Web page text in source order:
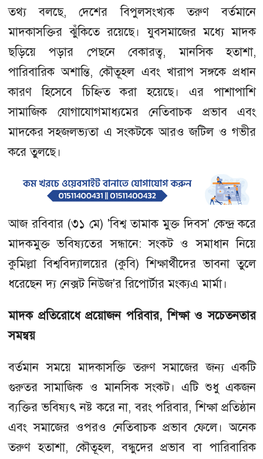
তথ্য বলছে, দেশের বিপুলসংখ্যক তরুণ বর্তমানে
মাদকাসক্তির ঝুঁকিতে রয়েছে। যুবসমাজের মধ্যে মাদক
ছড়িয়ে পড়ার পেছনে বেকারত্ব, মানসিক হতাশা,
পারিবারিক অশান্তি, কৌতূহল এবং খারাপ সঙ্গকে প্রধান
কারণ হিসেবে চিহ্নিত করা হয়েছে। এর পাশাপাশি
সামাজিক যোগাযোগমাধ্যমের নেতিবাচক প্রভাব এবং
মাদকের সহজলভ্যতা এ সংকটকে আরও জটিল ও গভীর
করে তুলছে।
আজ রবিবার (৩১ মে) 'বিশ্ব তামাক মুক্ত দিবস' কেন্দ্র করে
মাদকমুক্ত ভবিষ্যতের সন্ধানে: সংকট ও সমাধান নিয়ে
কুমিল্লা বিশ্ববিদ্যালয়ের (কুবি) শিক্ষার্থীদের ভাবনা তুলে
ধরেছেন দ্য নেক্সট নিউজ'র রিপোর্টার মংক্যএ মার্মা।
মাদক প্রতিরোধে প্রয়োজন পরিবার, শিক্ষা ও সচেতনতার
সমন্বয়
বর্তমান সময়ে মাদকাসক্তি তরুণ সমাজের জন্য একটি
গুরুতর সামাজিক ও মানসিক সংকট। এটি শুধু একজন
ব্যক্তির ভবিষ্যৎ নষ্ট করে না, বরং পরিবার, শিক্ষা প্রতিষ্ঠান
এবং সমাজের ওপরও নেতিবাচক প্রভাব ফেলে। অনেক
তরুণ হতাশা, কৌতূহল, বন্ধুদের প্রভাব বা পারিবারিক